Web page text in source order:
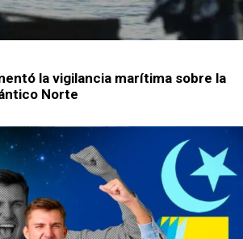
la vigilancia marítima sobre la
Norte